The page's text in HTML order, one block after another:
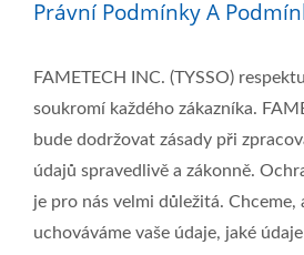
Právní Podmínky A
FAMETECH INC. (TYSSO)
soukromí každého zákazníka.
bude dodržovat zásady při
údajů spravedlivě a zákonně.
je pro nás velmi důležitá. Chceme,
uchováváme vaše údaje, jaké